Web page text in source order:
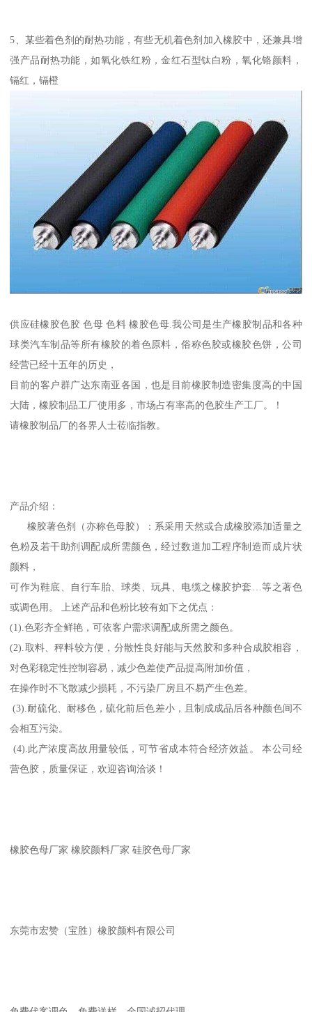
5、某些着色剂的耐热功能，有些无机着色剂加入橡胶中，还兼具增
强产品耐热功能，如氧化铁红粉，金红石型钛白粉，氧化铬颜料，
镉红，镉橙
供应硅橡胶色胶 色母 色料 橡胶色母.我公司是生产橡胶制品和各种
球类汽车制品等所有橡胶的着色原料，俗称色胶或橡胶色饼，公司
经营已经十五年的历史，
目前的客户群广达东南亚各国，也是目前橡胶制造密集度高的中国
大陆，橡胶制品工厂使用多，市场占有率高的色胶生产工厂。！
请橡胶制品厂的各界人士莅临指教。
产品介绍：
橡胶著色剂（亦称色母胶）：系采用天然或合成橡胶添加适量之
色粉及若干助剂调配成所需颜色，经过数道加工程序制造而成片状
颜料，
可作为鞋底、自行车胎、球类、玩具、电缆之橡胶护套…等之著色
或调色用。 上述产品和色粉比较有如下之优点：
(1).色彩齐全鲜艳，可依客户需求调配成所需之颜色。
(2).取料、秤料较方便，分散性良好能与天然胶和多种合成胶相容，
对色彩稳定性控制容易，减少色差使产品提高附加价值，
在操作时不飞散减少损耗，不污染厂房且不易产生色差。
(3).耐硫化、耐移色，硫化前后色差小，且制成成品后各种颜色间不
会相互污染。
(4).此产浓度高故用量较低，可节省成本符合经济效益。 本公司经
营色胶，质量保证，欢迎咨询洽谈！
橡胶色母厂家 橡胶颜料厂家 硅胶色母厂家
东莞市宏赞（宝胜）橡胶颜料有限公司